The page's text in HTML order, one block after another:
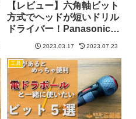
【レビュー】六角軸ビット
方式でヘッドが短いドリル
ドライバー！Panasonicの
充電ドリルドライバー
EZ1DD2
2023.03.17 2023.07.23
工具